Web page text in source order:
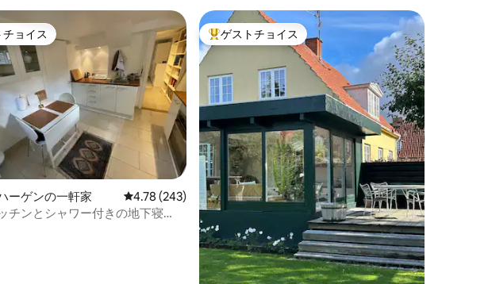
中4.97つ星の平均評価
チョイス
ョイス
ーゲンの一軒家 レビュー243件、5つ星中4.78つ星の平均評価
4.78 (243)
チンとシャワー付きの地下寝
大好評のゲストチョイスです。
ゲストチョイス